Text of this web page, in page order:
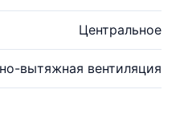
Центральное
вытяжная вентиляция